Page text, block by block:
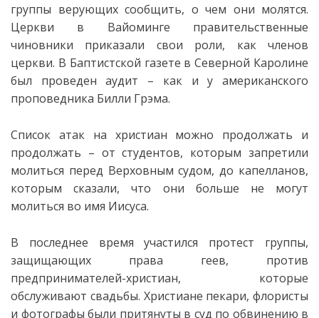
группы верующих сообщить, о чем они молятся.
Церкви в Вайоминге правительственные
чиновники приказали свои роли, как членов
церкви. В Баптистской газете в Северной Каролине
был проведен аудит – как и у американского
проповедника Билли Грэма.
Список атак на христиан можно продолжать и
продолжать – от студентов, которым запретили
молиться перед Верховным судом, до капелланов,
которым сказали, что они больше не могут
молиться во имя Иисуса.
В последнее время участился протест группы,
защищающих права геев, против
предпринимателей-христиан, которые
обслуживают свадьбы. Христиане пекари, флористы
и фотографы были притянуты в суд по обвинению в